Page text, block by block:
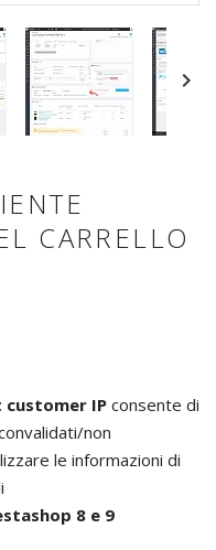

CARRELLO
customer IP consente di
non
le informazioni di
8 e 9